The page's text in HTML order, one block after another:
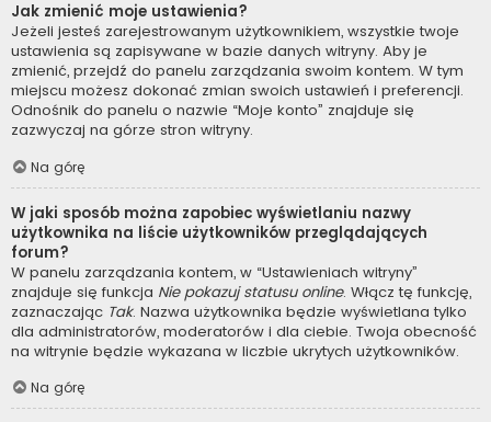
Jak zmienić moje ustawienia?
Jeżeli jesteś zarejestrowanym użytkownikiem, wszystkie twoje
ustawienia są zapisywane w bazie danych witryny. Aby je
zmienić, przejdź do panelu zarządzania swoim kontem. W tym
miejscu możesz dokonać zmian swoich ustawień i preferencji.
Odnośnik do panelu o nazwie “Moje konto” znajduje się
zazwyczaj na górze stron witryny.
Na górę
W jaki sposób można zapobiec wyświetlaniu nazwy
użytkownika na liście użytkowników przeglądających
forum?
W panelu zarządzania kontem, w “Ustawieniach witryny”
znajduje się funkcja Nie pokazuj statusu online. Włącz tę funkcję,
zaznaczając Tak. Nazwa użytkownika będzie wyświetlana tylko
dla administratorów, moderatorów i dla ciebie. Twoja obecność
na witrynie będzie wykazana w liczbie ukrytych użytkowników.
Na górę